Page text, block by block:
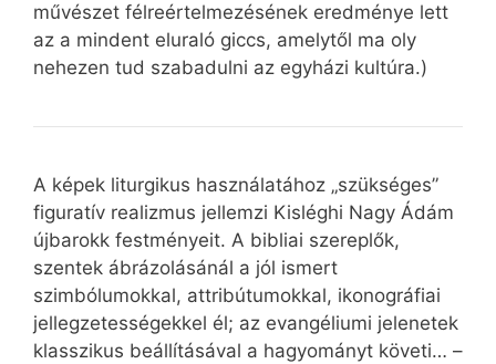
művészet félreértelmezésének eredménye lett
az a mindent eluraló giccs, amelytől ma oly
nehezen tud szabadulni az egyházi kultúra.)
A képek liturgikus használatához „szükséges”
figuratív realizmus jellemzi Kisléghi Nagy Ádám
újbarokk festményeit. A bibliai szereplők,
szentek ábrázolásánál a jól ismert
szimbólumokkal, attribútumokkal, ikonográfiai
jellegzetességekkel él; az evangéliumi jelenetek
klasszikus beállításával a hagyományt követi… –